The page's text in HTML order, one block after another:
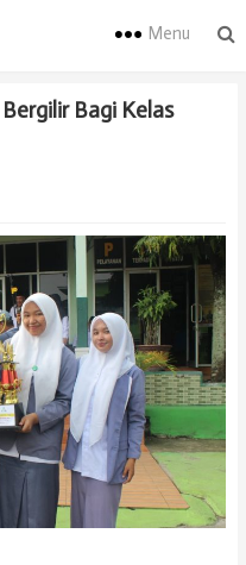
Menu
Bagi Kelas